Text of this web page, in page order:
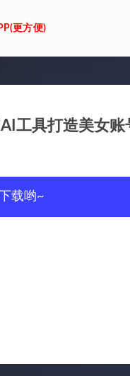
更方便)
工具打造美女
载哟~